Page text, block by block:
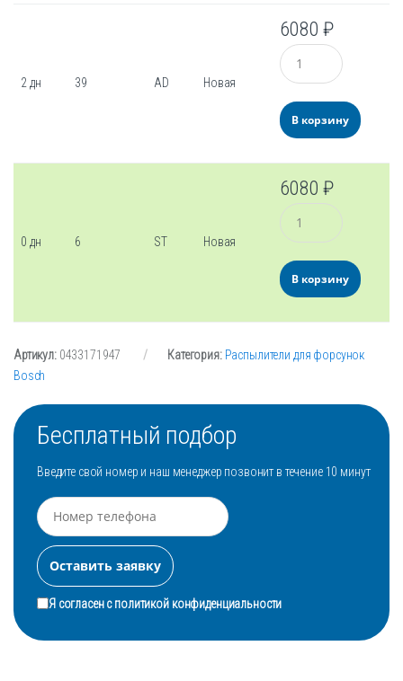
2 дн 39 AD Новая
6080₽
Количество
В корзину
0 дн 6 ST Новая
6080₽
Количество
В корзину
Артикул: 0433171947 Категория: Распылители для форсунок
Bosch
Бесплатный подбор
Введите свой номер и наш менеджер позвонит в течение 10 минут
Я согласен сполитикой конфиденциальности